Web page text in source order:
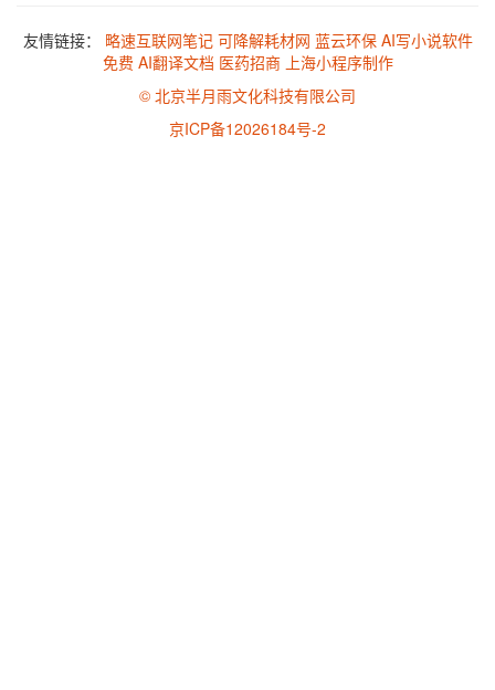
友情链接： 略速互联网笔记 可降解耗材网 蓝云环保 AI写小说软件
免费 AI翻译文档 医药招商 上海小程序制作
© 北京半月雨文化科技有限公司
京ICP备12026184号-2